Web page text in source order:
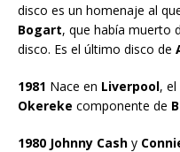
disco es un homenaje al
Bogart, que había muerto
disco. Es el último disco de
1981 Nace en Liverpool,
Okereke componente de
1980 Johnny Cash y